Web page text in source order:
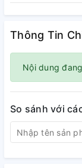
Thông Tin
Nội dung
So sánh với